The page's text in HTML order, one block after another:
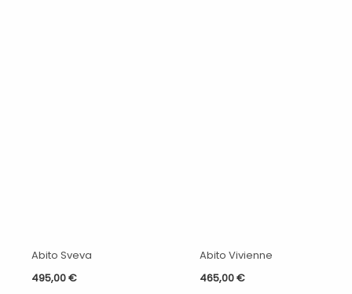
Abito Sveva
495,00€
Abito Vivienne
465,00€